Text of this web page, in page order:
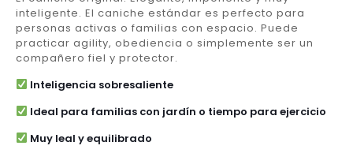
inteligente. El caniche estándar es perfecto para
personas activas o familias con espacio. Puede
practicar agility, obediencia o simplemente ser un
compañero fiel y protector.
Inteligencia sobresaliente
Ideal para familias con jardín o tiempo para ejercicio
Muy leal y equilibrado